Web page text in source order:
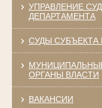
УПРАВЛЕНИЕ
ДЕПАРТАМЕНТА
СУДЫ СУБЪЕКТА
ОРГАНЫ ВЛАСТИ
ВАКАНСИИ